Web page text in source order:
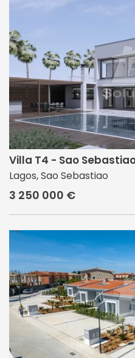
Villa T4 - Sao
Lagos, Sao Sebastiao
3 250 000 €